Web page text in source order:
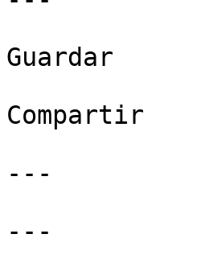
Guardar
Compartir
---
---